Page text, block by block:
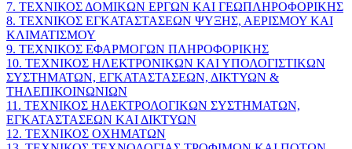
7. ΤΕΧΝΙΚΟΣ ΔΟΜΙΚΩΝ ΕΡΓΩΝ ΚΑΙ ΓΕΩΠΛΗΡΟΦΟΡΙΚΗΣ
8. ΤΕΧΝΙΚΟΣ ΕΓΚΑΤΑΣΤΑΣΕΩΝ ΨΥΞΗΣ, ΑΕΡΙΣΜΟΥ ΚΑΙ
ΚΛΙΜΑΤΙΣΜΟΥ
9. ΤΕΧΝΙΚΟΣ ΕΦΑΡΜΟΓΩΝ ΠΛΗΡΟΦΟΡΙΚΗΣ
10. ΤΕΧΝΙΚΟΣ ΗΛΕΚΤΡΟΝΙΚΩΝ ΚΑΙ ΥΠΟΛΟΓΙΣΤΙΚΩΝ
ΣΥΣΤΗΜΑΤΩΝ, ΕΓΚΑΤΑΣΤΑΣΕΩΝ, ΔΙΚΤΥΩΝ &
ΤΗΛΕΠΙΚΟΙΝΩΝΙΩΝ
11. ΤΕΧΝΙΚΟΣ ΗΛΕΚΤΡΟΛΟΓΙΚΩΝ ΣΥΣΤΗΜΑΤΩΝ,
ΕΓΚΑΤΑΣΤΑΣΕΩΝ ΚΑΙ ΔΙΚΤΥΩΝ
12. ΤΕΧΝΙΚΟΣ ΟΧΗΜΑΤΩΝ